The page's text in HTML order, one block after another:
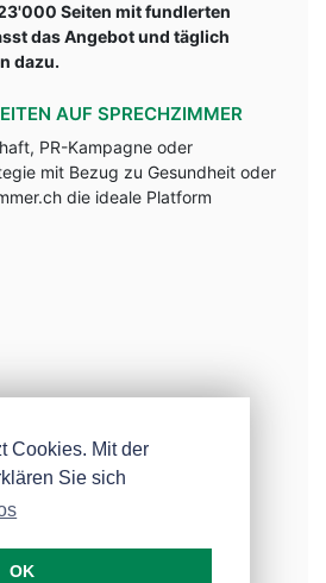
Seiten mit fundlerten
das Angebot und täglich
dazu.
AUF SPRECHZIMMER
PR-Kampagne oder
mit Bezug zu Gesundheit oder
die ideale Platform
Cookies. Mit der
Sie sich
OK